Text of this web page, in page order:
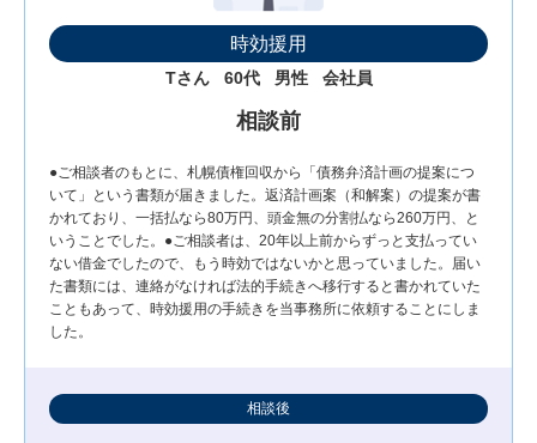
時効援用
Tさん 60代 男性 会社員
相談前
●ご相談者のもとに、札幌債権回収から「債務弁済計画の提案につ
いて」という書類が届きました。返済計画案（和解案）の提案が書
かれており、一括払なら80万円、頭金無の分割払なら260万円、と
いうことでした。●ご相談者は、20年以上前からずっと支払ってい
ない借金でしたので、もう時効ではないかと思っていました。届い
た書類には、連絡がなければ法的手続きへ移行すると書かれていた
こともあって、時効援用の手続きを当事務所に依頼することにしま
した。
相談後